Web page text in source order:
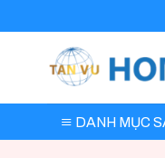
to
DANH MỤC